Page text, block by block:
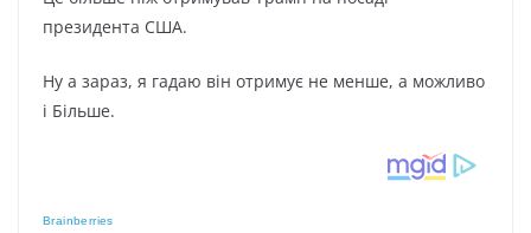
президента США.
Ну а зараз, я гадаю він отримує не менше, а можливо
і Більше.